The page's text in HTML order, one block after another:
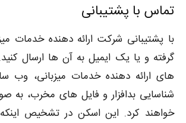
تماس با پشتیبانی
با پشتیبانی شرکت ارائه دهنده خدمات
گرفته و یا یک ایمیل به آن ها ارسال
های ارائه دهنده خدمات میزبانی، وب
شناسایی بدافزار و فایل های مخرب، به
خواهند کرد. این اسکن در تشخیص